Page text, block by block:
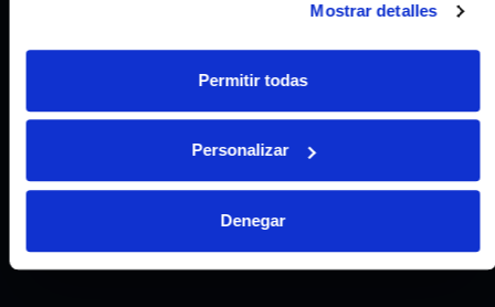
Mostrar detalles
Permitir todas
Personalizar
Denegar